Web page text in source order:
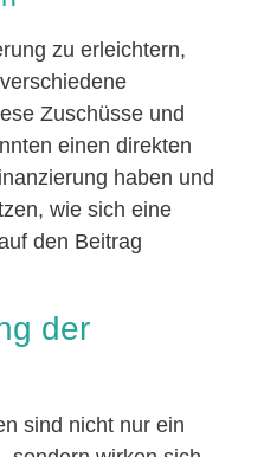
zu erleichtern,
Zuschüsse und
einen direkten
haben und
wie sich eine
den Beitrag
der
sind nicht nur ein